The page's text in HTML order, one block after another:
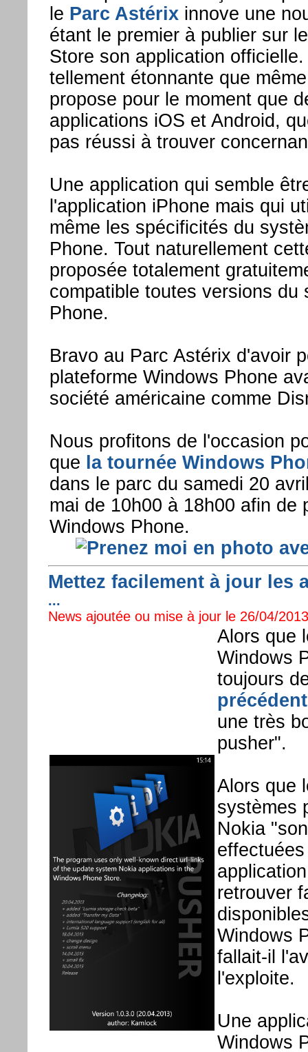
le Parc Astérixinnove une
étant le premier à publier sur
Store son application
tellement étonnante que
propose pour le moment que
applications iOS et Android,
pas réussi à trouver
Une application qui semble
l'application iPhone mais qui
même les spécificités du
Phone. Tout naturellement
proposée totalement
compatible toutes versions du
Phone.
Bravo au Parc Astérix d'avoir
plateforme Windows Phone
société américaine comme
Nous profitons de l'occasion
que la tournée Windows
dans le parc du samedi 20
mai de 10h00 à 18h00 afin de
Windows Phone.
Mettez facilement à jour les
...
News ajoutée ou mise à jour le 26/04/
Alors que
Windows
toujours
précédent
une très
pusher".
Alors que
systèmes
Nokia
retrouver
Windows
fallait-il
l'exploite.
Une
Windows